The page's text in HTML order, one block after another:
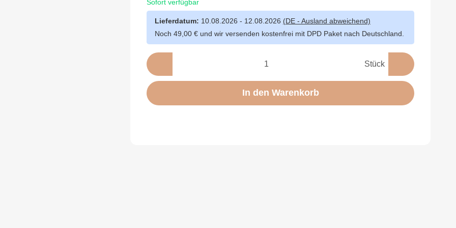
Sofort verfügbar
Lieferdatum: 10.08.2026 - 12.08.2026 (DE - Ausland abweichend)
Noch 49,00 € und wir versenden kostenfrei mit DPD Paket nach Deutschland.
Stück
In den Warenkorb